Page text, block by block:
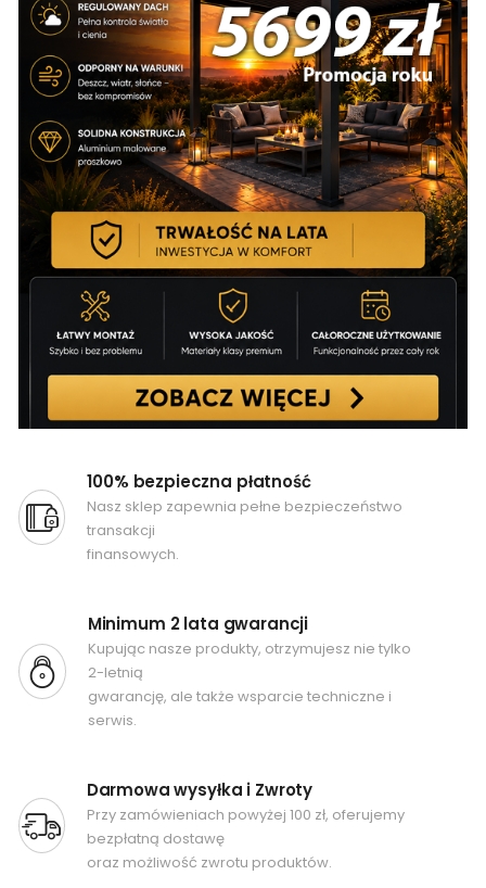
100% bezpieczna płatność
Nasz sklep zapewnia pełne bezpieczeństwo
transakcji
finansowych.
Minimum 2 lata gwarancji
Kupując nasze produkty, otrzymujesz nie tylko
2-letnią
gwarancję, ale także wsparcie techniczne i
serwis.
Darmowa wysyłka i Zwroty
Przy zamówieniach powyżej 100 zł, oferujemy
bezpłatną dostawę
oraz możliwość zwrotu produktów.